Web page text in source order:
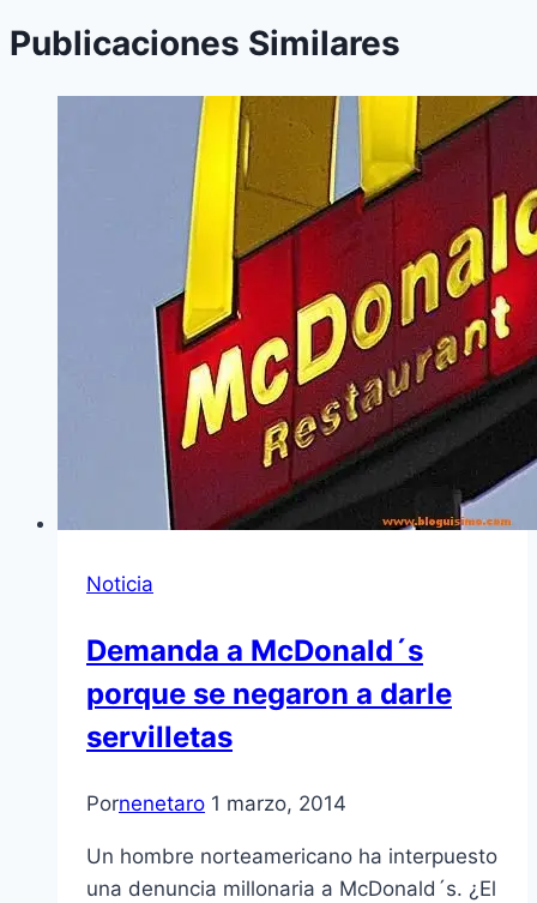
Publicaciones Similares
Noticia
Demanda a McDonald´s
porque se negaron a darle
servilletas
Pornenetaro 1 marzo, 2014
Un hombre norteamericano ha interpuesto
una denuncia millonaria a McDonald´s. ¿El